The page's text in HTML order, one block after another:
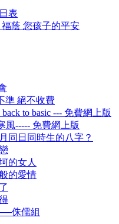
表
蔭 您孩子的平安
準 絕不收費
to basic --- 免費網上版
風----- 免費網上版
同日同時生的八字？
的女人
的愛情
侏儒組